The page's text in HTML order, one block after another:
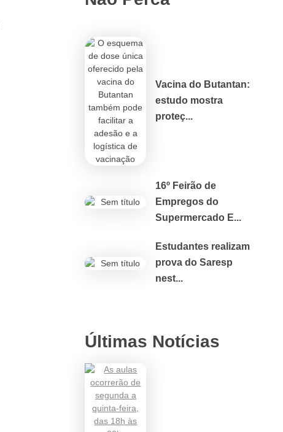
Vacina do Butantan:
estudo mostra
proteç...
16º Feirão de
Empregos do
Supermercado E...
Estudantes realizam
prova do Saresp
nest...
Últimas Notícias